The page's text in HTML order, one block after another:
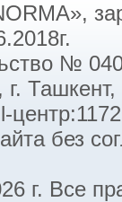
№
г.
без
г. Все